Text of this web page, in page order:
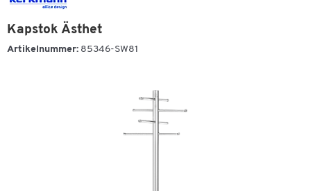
Kapstok Ästhet
Artikelnummer: 85346-SW81